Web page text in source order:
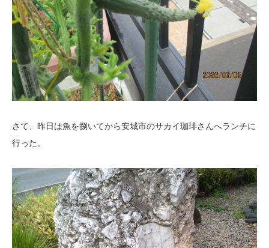
さて、昨日は魚を捌いてから安城市のサカイ珈琲さんへランチに
行った。